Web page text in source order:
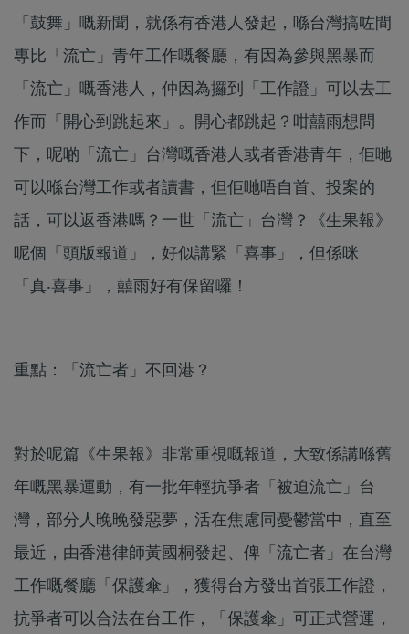
「鼓舞」嘅新聞，就係有香港人發起，喺台灣搞咗間
專比「流亡」青年工作嘅餐廳，有因為參與黑暴而
「流亡」嘅香港人，仲因為攞到「工作證」可以去工
作而「開心到跳起來」。開心都跳起？咁囍雨想問
下，呢啲「流亡」台灣嘅香港人或者香港青年，佢哋
可以喺台灣工作或者讀書，但佢哋唔自首、投案的
話，可以返香港嗎？一世「流亡」台灣？《生果報》
呢個「頭版報道」，好似講緊「喜事」，但係咪
「真‧喜事」，囍雨好有保留囉！
重點：「流亡者」不回港？
對於呢篇《生果報》非常重視嘅報道，大致係講喺舊
年嘅黑暴運動，有一批年輕抗爭者「被迫流亡」台
灣，部分人晚晚發惡夢，活在焦慮同憂鬱當中，直至
最近，由香港律師黃國桐發起、俾「流亡者」在台灣
工作嘅餐廳「保護傘」，獲得台方發出首張工作證，
抗爭者可以合法在台工作，「保護傘」可正式營運，